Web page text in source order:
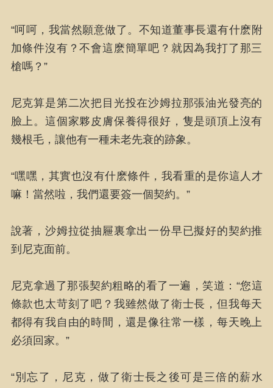
“呵呵，我當然願意做了。不知道董事長還有什麽附
加條件沒有？不會這麽簡單吧？就因為我打了那三
槍嗎？”
尼克算是第二次把目光投在沙姆拉那張油光發亮的
臉上。這個家夥皮膚保養得很好，隻是頭頂上沒有
幾根毛，讓他有一種未老先衰的跡象。
“嘿嘿，其實也沒有什麽條件，我看重的是你這人才
嘛！當然啦，我們還要簽一個契約。”
說著，沙姆拉從抽屜裏拿出一份早已擬好的契約推
到尼克面前。
尼克拿過了那張契約粗略的看了一遍，笑道：“您這
條款也太苛刻了吧？我雖然做了衛士長，但我每天
都得有我自由的時間，還是像往常一樣，每天晚上
必須回家。”
“別忘了，尼克，做了衛士長之後可是三倍的薪水